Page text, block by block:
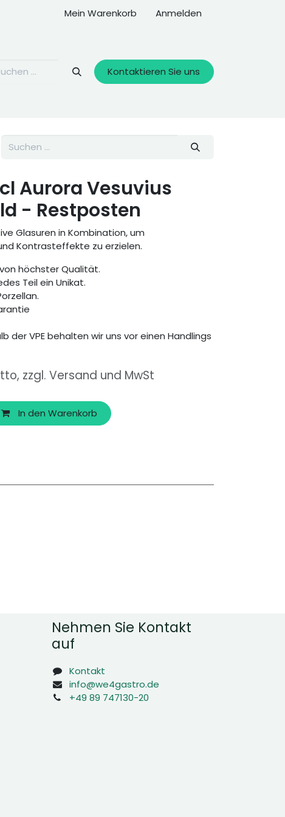
Mein Warenkorb Anmelden
Kontaktieren Sie uns
Aurora Vesuvius
- Restposten
Glasuren in Kombination, um
Kontrasteffekte zu erzielen.
höchster Qualität.
Teil ein Unikat.
der VPE behalten wir uns vor einen Handlings
zzgl. Versand und MwSt
In den Warenkorb
Nehmen Sie Kontakt
auf
Kontakt
info@we4gastro.de
+49 89 747130-20